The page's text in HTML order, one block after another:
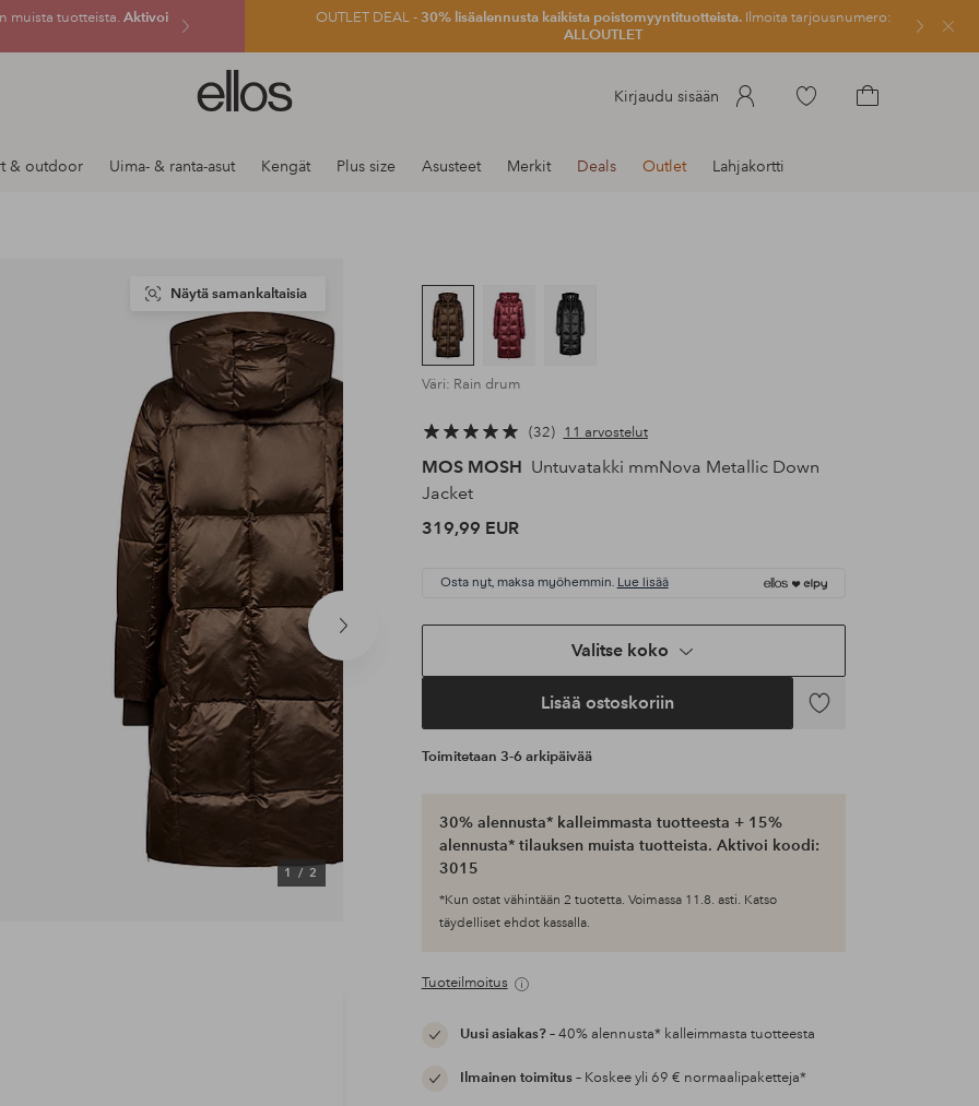
muista tuotteista. Aktivoi
OUTLET DEAL -30% lisäalennusta kaikista poistomyyntituotteista.Ilmoita tarjousnumero:
ALLOUTLET
Sulje
Ellos-
logo
siirry
Kirjaudu sisään
Siirry
& outdoor Uima- & ranta-asut Kengät Plus size Asusteet Merkit Deals Outlet Lahjakortti
Seuraava
tuote
1/ 2
Näytä samankaltaisia
Väri: Rain drum
32 11 arvostelut
MOS MOSH Untuvatakki mmNova Metallic Down
Jacket
319,99 EUR
Osta nyt, maksa myöhemmin. Lue lisää
Valitse koko
Lisää ostoskoriin
Lisää
Toimitetaan 3-6 arkipäivää
30% alennusta* kalleimmasta tuotteesta + 15%
alennusta* tilauksen muista tuotteista. Aktivoi koodi:
3015
*Kun ostat vähintään 2 tuotetta. Voimassa 11.8. asti. Katso
täydelliset ehdot kassalla.
Tuoteilmoitus
Uusi asiakas?– 40% alennusta* kalleimmasta tuotteesta
Ilmainen toimitus– Koskee yli 69 € normaalipaketteja*